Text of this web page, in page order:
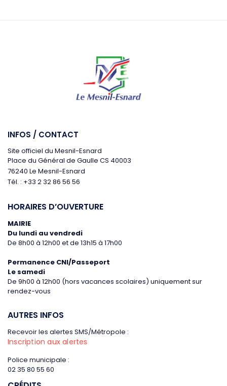
INFOS / CONTACT
Site officiel du Mesnil-Esnard
Place du Général de Gaulle CS 40003
76240 Le Mesnil-Esnard
Tél. : +33 2 32 86 56 56
HORAIRES D’OUVERTURE
MAIRIE
Du lundi au vendredi
De 8h00 à 12h00 et de 13h15 à 17h00
Permanence CNI/Passeport
Le samedi
De 9h00 à 12h00 (hors vacances scolaires) uniquement sur
rendez-vous
AUTRES INFOS
Recevoir les alertes SMS/Métropole :
Inscription aux alertes
Police municipale :
02 35 80 55 60